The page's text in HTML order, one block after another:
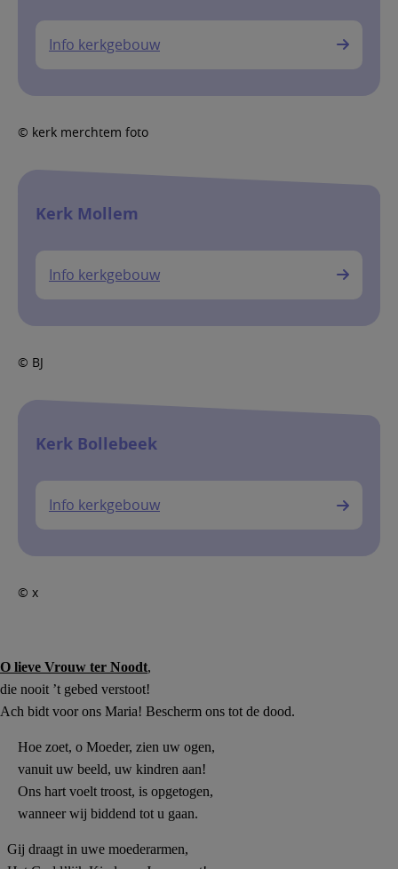
Info kerkgebouw
© kerk merchtem foto
Kerk Mollem
Info kerkgebouw
© BJ
Kerk Bollebeek
Info kerkgebouw
© x
O lieve Vrouw ter Noodt,
die nooit ’t gebed verstoot!
Ach bidt voor ons Maria! Bescherm ons tot de dood.
Hoe zoet, o Moeder, zien uw ogen,
vanuit uw beeld, uw kindren aan!
Ons hart voelt troost, is opgetogen,
wanneer wij biddend tot u gaan.
Gij draagt in uwe moederarmen,